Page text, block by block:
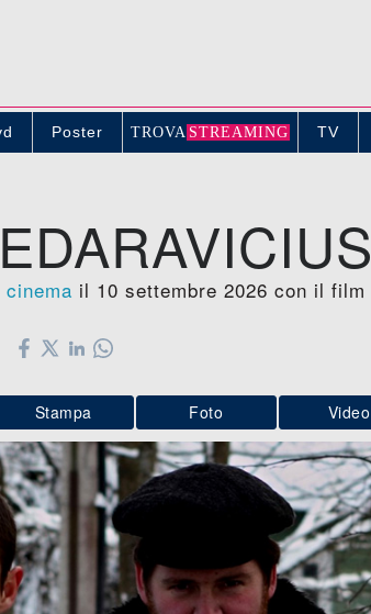
Poster TROVA STREAMING TV
cinema il 10 settembre 2026 con il film
Stampa Foto Video